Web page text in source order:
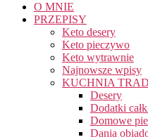
O MNIE
PRZEPISY
Keto desery
Keto pieczywo
Keto wytrawnie
Najnowsze wpisy
KUCHNIA
Desery
Dodatki
Domowe
Dania